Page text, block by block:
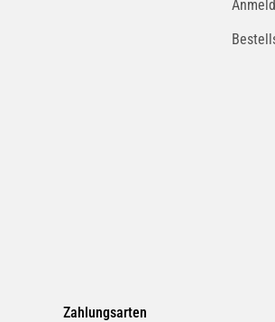
Zahlungsarten